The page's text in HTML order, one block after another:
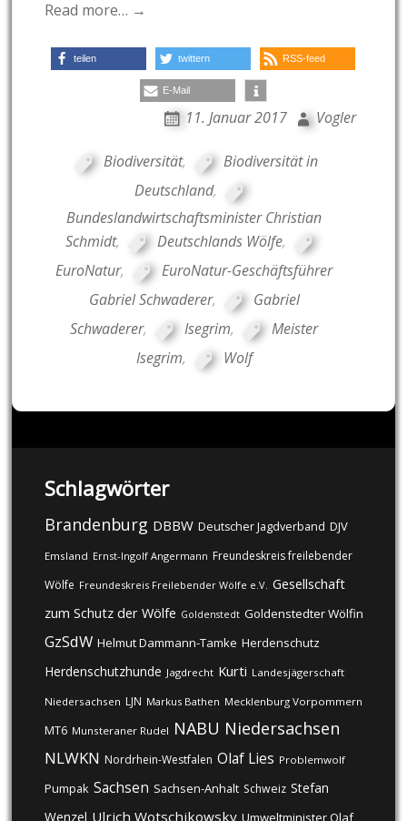
Read more… →
teilen twittern RSS-feed
E-Mail
11. Januar 2017 Vogler
Biodiversität,
Biodiversität in
Deutschland,
Bundeslandwirtschaftsminister Christian
Schmidt, Deutschlands Wölfe,
EuroNatur,
EuroNatur-Geschäftsführer
Gabriel Schwaderer,
Gabriel
Schwaderer, Isegrim,
Meister
Isegrim, Wolf
Schlagwörter
Brandenburg DBBW Deutscher Jagdverband DJV
Emsland Ernst-Ingolf Angermann Freundeskreis freilebender
Wölfe Freundeskreis Freilebender Wölfe e.V. Gesellschaft
zum Schutz der Wölfe Goldenstedt Goldenstedter Wölfin
GzSdW Helmut Dammann-Tamke Herdenschutz
Herdenschutzhunde Jagdrecht Kurti Landesjägerschaft
Niedersachsen LJN Markus Bathen Mecklenburg Vorpommern
MT6 Munsteraner Rudel NABU Niedersachsen
NLWKN Nordrhein-Westfalen Olaf Lies Problemwolf
Pumpak Sachsen Sachsen-Anhalt Schweiz Stefan
Wenzel Ulrich Wotschikowsky Umweltminister Olaf